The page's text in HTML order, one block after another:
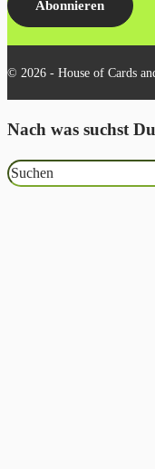
Abonnieren
© 2026 - House of Cards
Nach was suchst
Suchen